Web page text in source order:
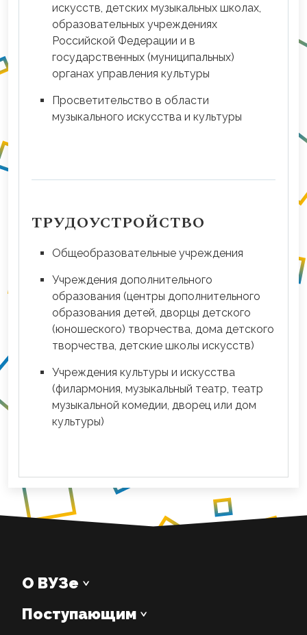
искусств, детских музыкальных школах,
образовательных учреждениях
Российской Федерации и в
государственных (муниципальных)
органах управления культуры
Просветительство в области
музыкального искусства и культуры
ТРУДОУСТРОЙСТВО
Общеобразовательные учреждения
Учреждения дополнительного
образования (центры дополнительного
образования детей, дворцы детского
(юношеского) творчества, дома детского
творчества, детские школы искусств)
Учреждения культуры и искусства
(филармония, музыкальный театр, театр
музыкальной комедии, дворец или дом
культуры)
О ВУЗе
Поступающим